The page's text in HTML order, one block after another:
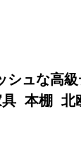
シュな高
具 本棚 北